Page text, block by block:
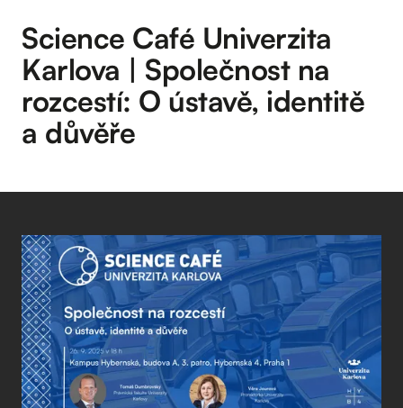
Science Café Univerzita
Karlova | Společnost na
rozcestí: O ústavě, identitě
a důvěře